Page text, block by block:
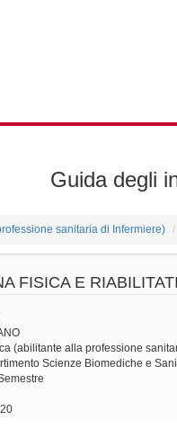
Guida degli
sanitaria di Infermiere)
FISICA E
(abilitante alla professione
Scienze Biomediche e